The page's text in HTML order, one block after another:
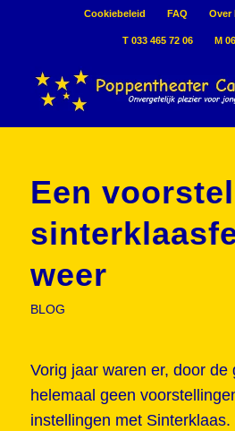
Cookiebeleid FAQ Over
T 033 465 72 06 M
Een
weer
BLOG
Vorig jaar waren er, door de
helemaal geen
instellingen met